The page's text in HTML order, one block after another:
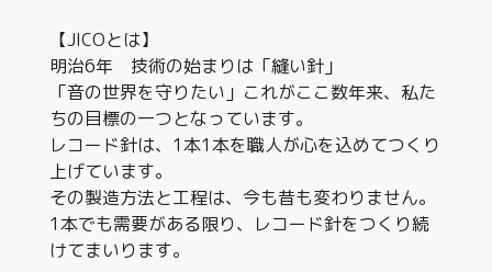
【JICOとは】
明治6年 技術の始まりは「縫い針」
「音の世界を守りたい」これがここ数年来、私た
ちの目標の一つとなっています。
レコード針は、1本1本を職人が心を込めてつくり
上げています。
その製造方法と工程は、今も昔も変わりません。
1本でも需要がある限り、レコード針をつくり続
けてまいります。